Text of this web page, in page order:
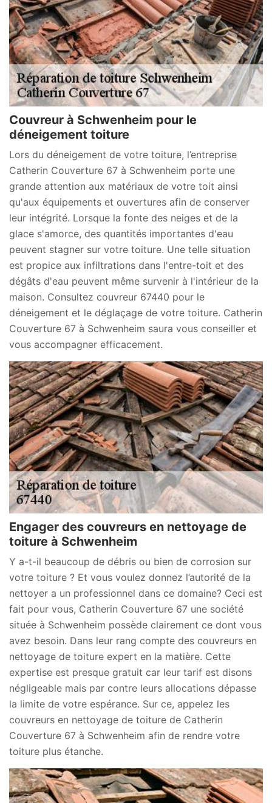
Couvreur à Schwenheim pour le
déneigement toiture
Lors du déneigement de votre toiture, l’entreprise
Catherin Couverture 67 à Schwenheim porte une
grande attention aux matériaux de votre toit ainsi
qu'aux équipements et ouvertures afin de conserver
leur intégrité. Lorsque la fonte des neiges et de la
glace s'amorce, des quantités importantes d'eau
peuvent stagner sur votre toiture. Une telle situation
est propice aux infiltrations dans l'entre-toit et des
dégâts d'eau peuvent même survenir à l'intérieur de la
maison. Consultez couvreur 67440 pour le
déneigement et le déglaçage de votre toiture. Catherin
Couverture 67 à Schwenheim saura vous conseiller et
vous accompagner efficacement.
Engager des couvreurs en nettoyage de
toiture à Schwenheim
Y a-t-il beaucoup de débris ou bien de corrosion sur
votre toiture ? Et vous voulez donnez l’autorité de la
nettoyer a un professionnel dans ce domaine? Ceci est
fait pour vous, Catherin Couverture 67 une société
située à Schwenheim possède clairement ce dont vous
avez besoin. Dans leur rang compte des couvreurs en
nettoyage de toiture expert en la matière. Cette
expertise est presque gratuit car leur tarif est disons
négligeable mais par contre leurs allocations dépasse
la limite de votre espérance. Sur ce, appelez les
couvreurs en nettoyage de toiture de Catherin
Couverture 67 à Schwenheim afin de rendre votre
toiture plus étanche.